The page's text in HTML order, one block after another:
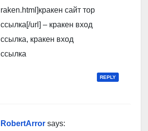
raken.html]кракен сайт тор
ссылка[/url] – кракен вход
ссылка, кракен вход
ссылка
REPLY
RobertArror says: